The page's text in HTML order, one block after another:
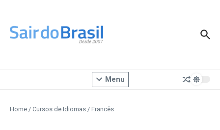
Menu
Home / Cursos de Idiomas / Francês